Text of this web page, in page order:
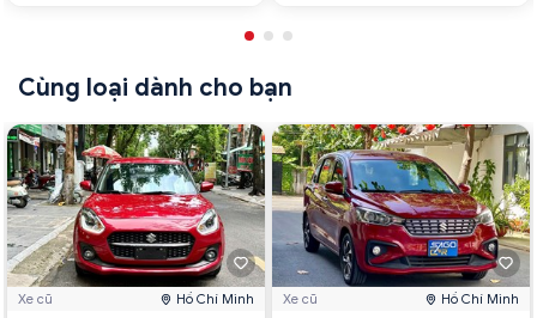
Cùng loại dành cho bạn
Xe cũ Hồ Chí Minh Xe cũ Hồ Chí Minh